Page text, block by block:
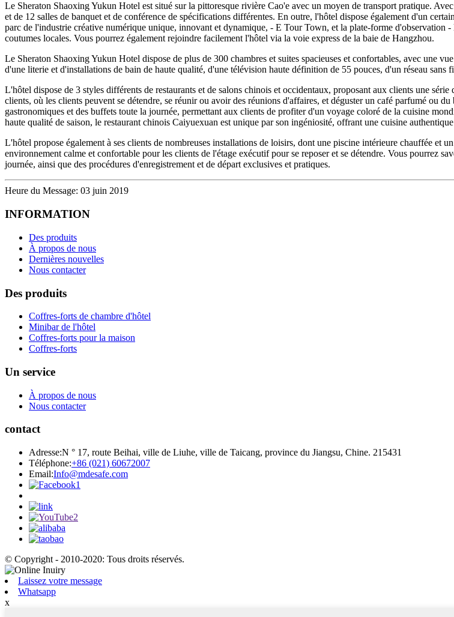
Le Sheraton Shaoxing Yukun Hotel est situé sur la pittoresque rivière Cao'e avec un moyen de transport pratique.
et de 12 salles de banquet et de conférence de spécifications différentes. En outre, l'hôtel dispose également d'un
parc de l'industrie créative numérique unique, innovant et dynamique, - E Tour Town, et la plate-forme d'observation
coutumes locales. Vous pourrez également rejoindre facilement l'hôtel via la voie express de la baie de Hangzhou.
Le Sheraton Shaoxing Yukun Hotel dispose de plus de 300 chambres et suites spacieuses et confortables, avec une
d'une literie et d'installations de bain de haute qualité, d'une télévision haute définition de 55 pouces, d'un réseau
L'hôtel dispose de 3 styles différents de restaurants et de salons chinois et occidentaux, proposant aux clients une
clients, où les clients peuvent se détendre, se réunir ou avoir des réunions d'affaires, et déguster un café parfumé ou
gastronomiques et des buffets toute la journée, permettant aux clients de profiter d'un voyage coloré de la cuisine
haute qualité de saison, le restaurant chinois Caiyuexuan est unique par son ingéniosité, offrant une cuisine
L'hôtel propose également à ses clients de nombreuses installations de loisirs, dont une piscine intérieure chauffée et
environnement calme et confortable pour les clients de l'étage exécutif pour se reposer et se détendre. Vous pourrez
journée, ainsi que des procédures d'enregistrement et de départ exclusives et pratiques.
Heure du Message: 03 juin 2019
INFORMATION
Des produits
À propos de nous
Dernières nouvelles
Nous contacter
Des produits
Coffres-forts de chambre d'hôtel
Minibar de l'hôtel
Coffres-forts pour la maison
Coffres-forts
Un service
À propos de nous
Nous contacter
contact
Adresse:N ° 17, route Beihai, ville de Liuhe, ville de Taicang, province du Jiangsu, Chine. 215431
Téléphone:+86 (021) 60672007
Email:Info@mdesafe.com
© Copyright - 2010-2020: Tous droits réservés.
Laissez votre message
Whatsapp
x